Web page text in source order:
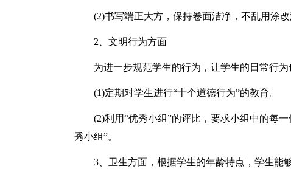
(2)书写端正大方，保持卷面洁净，不乱用涂改
2、文明行为方面
为进一步规范学生的行为，让学生的日常行为
(1)定期对学生进行“十个道德行为”的教育。
(2)利用“优秀小组”的评比，要求小组中的每一
秀小组”。
3、卫生方面，根据学生的年龄特点，学生能